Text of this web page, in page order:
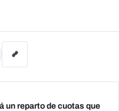
un reparto de cuotas que